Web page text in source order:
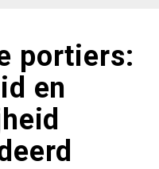
portiers:
en